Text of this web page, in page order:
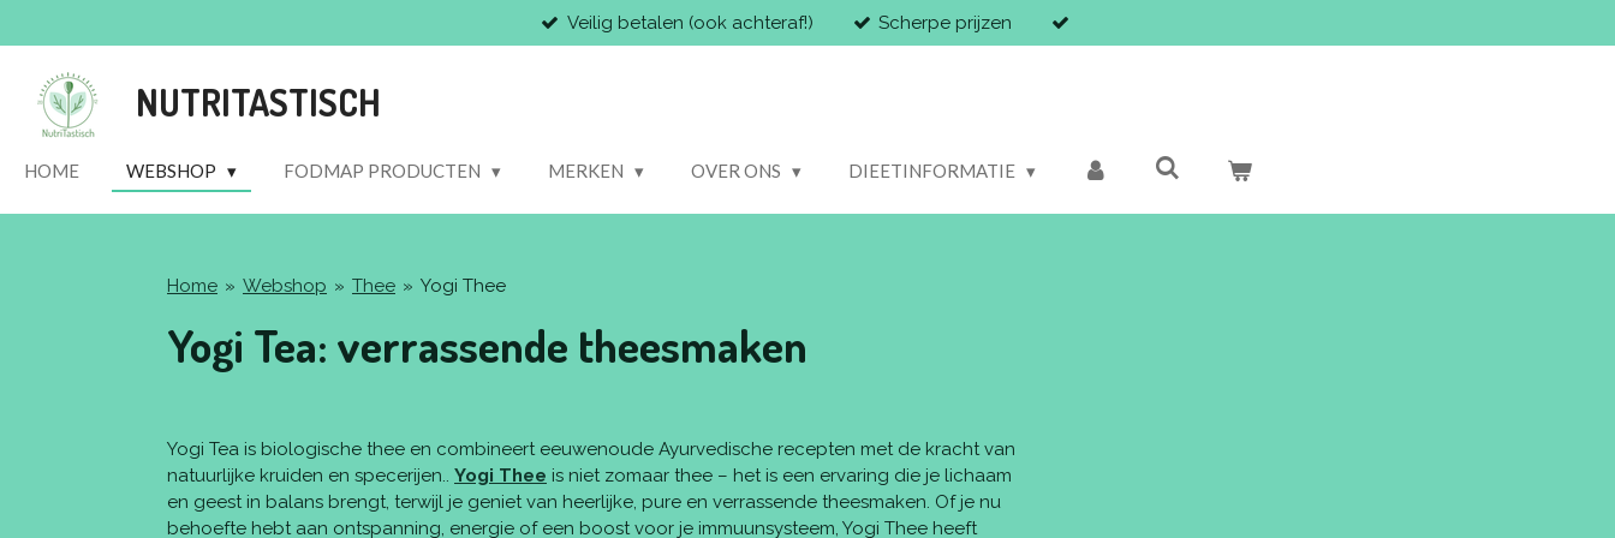
direct
naar
hoofdinhoud
Veilig betalen (ook achteraf!) Scherpe prijzen
NUTRITASTISCH
HOME WEBSHOP FODMAP PRODUCTEN MERKEN OVER ONS DIEETINFORMATIE
Home » Webshop » Thee » Yogi Thee
Yogi Tea: verrassende theesmaken
Yogi Tea is biologische thee en combineert eeuwenoude Ayurvedische recepten met de kracht van
natuurlijke kruiden en specerijen.. Yogi Thee is niet zomaar thee – het is een ervaring die je lichaam
en geest in balans brengt, terwijl je geniet van heerlijke, pure en verrassende theesmaken. Of je nu
behoefte hebt aan ontspanning, energie of een boost voor je immuunsysteem, Yogi Thee heeft